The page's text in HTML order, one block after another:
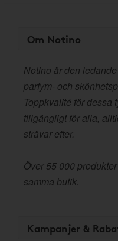
Om Notino
Notino är den
parfym- och
Toppkvalité för dessa
tillgängligt för alla,
strävar efter.
Över 55 000
samma butik.
Kampanjer &